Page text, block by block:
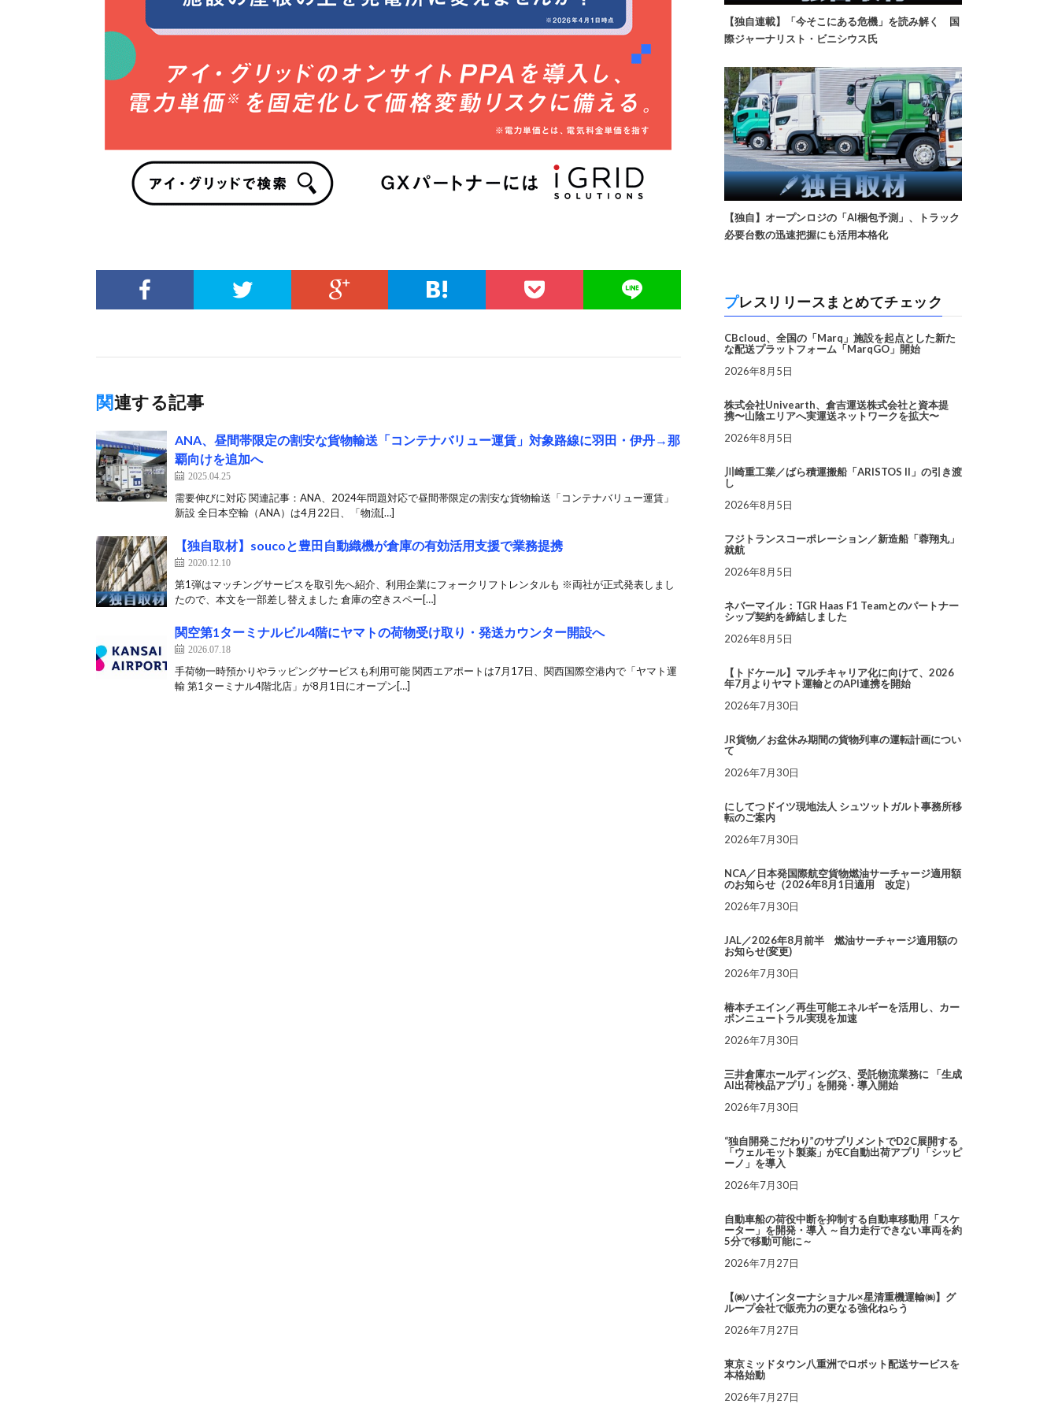
関連する記事
ANA、昼間帯限定の割安な貨物輸送「コンテナバリュー運賃」対象路線に羽田・伊丹→那
覇向けを追加へ
2025.04.25
需要伸びに対応 関連記事：ANA、2024年問題対応で昼間帯限定の割安な貨物輸送「コンテナバリュー運賃」
新設 全日本空輸（ANA）は4月22日、「物流[…]
【独自取材】soucoと豊田自動織機が倉庫の有効活用支援で業務提携
2020.12.10
第1弾はマッチングサービスを取引先へ紹介、利用企業にフォークリフトレンタルも ※両社が正式発表しまし
たので、本文を一部差し替えました 倉庫の空きスペー[…]
関空第1ターミナルビル4階にヤマトの荷物受け取り・発送カウンター開設へ
2026.07.18
手荷物一時預かりやラッピングサービスも利用可能 関西エアポートは7月17日、関西国際空港内で「ヤマト運
輸 第1ターミナル4階北店」が8月1日にオープン[…]
【独自連載】「今そこにある危機」を読み解く 国
際ジャーナリスト・ビニシウス氏
【独自】オープンロジの「AI梱包予測」、トラック
必要台数の迅速把握にも活用本格化
プレスリリースまとめてチェック
CBcloud、全国の「Marq」施設を起点とした新た
な配送プラットフォーム「MarqGO」開始
2026年8月5日
株式会社Univearth、倉吉運送株式会社と資本提
携〜山陰エリアへ実運送ネットワークを拡大〜
2026年8月5日
川崎重工業／ばら積運搬船「ARISTOS II」の引き渡
し
2026年8月5日
フジトランスコーポレーション／新造船「蓉翔丸」
就航
2026年8月5日
ネバーマイル：TGR Haas F1 Teamとのパートナー
シップ契約を締結しました
2026年8月5日
【トドケール】マルチキャリア化に向けて、2026
年7月よりヤマト運輸とのAPI連携を開始
2026年7月30日
JR貨物／お盆休み期間の貨物列車の運転計画につい
て
2026年7月30日
にしてつドイツ現地法人 シュツットガルト事務所移
転のご案内
2026年7月30日
NCA／日本発国際航空貨物燃油サーチャージ適用額
のお知らせ（2026年8月1日適用 改定）
2026年7月30日
JAL／2026年8月前半 燃油サーチャージ適用額の
お知らせ(変更)
2026年7月30日
椿本チエイン／再生可能エネルギーを活用し、カー
ボンニュートラル実現を加速
2026年7月30日
三井倉庫ホールディングス、受託物流業務に 「生成
AI出荷検品アプリ」を開発・導入開始
2026年7月30日
“独自開発こだわり”のサプリメントでD2C展開する
「ウェルモット製薬」がEC自動出荷アプリ「シッピ
ーノ」を導入
2026年7月30日
自動車船の荷役中断を抑制する自動車移動用「スケ
ーター」を開発・導入 ～自力走行できない車両を約
5分で移動可能に～
2026年7月27日
【㈱ハナインターナショナル×星清重機運輸㈱】グ
ループ会社で販売力の更なる強化ねらう
2026年7月27日
東京ミッドタウン八重洲でロボット配送サービスを
本格始動
2026年7月27日